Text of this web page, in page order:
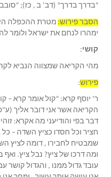
“בדרך בדרך” (דב’ ב , כז);
הסבר פירוש: מטרת ההכפלה היא
ימהרו לנחם את ישראל ולומר
קושי:
מהי הקריאה שמצווה הנביא
פירוש:
ר’ יוסף קרא: “קול אומר קרא –
הקריאה אשר אני דובר אליך
דבר בפי והודיעני מה אקרא:
חציר וכל חסדו כציץ השדה –
שמבטיח לחבירו , דומה לציץ
ומה דרכו של ציץ? נבל ציץ.
עובד גדול ממנו , והגדול קושר